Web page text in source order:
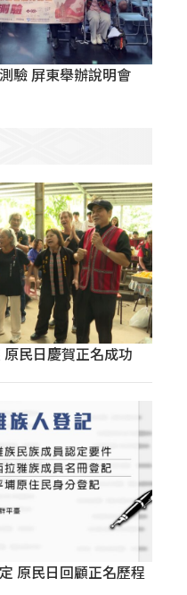
驗 屏東舉辦說明會
民日慶賀正名成功
原民日回顧正名歷程